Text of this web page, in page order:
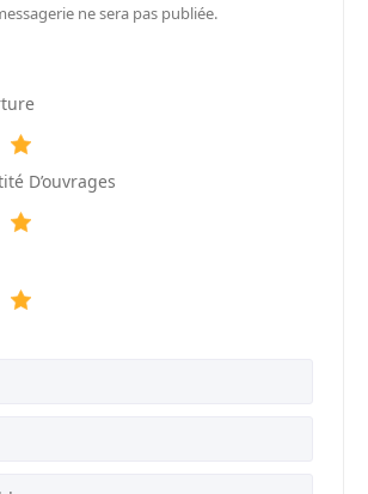
ne sera pas publiée.
D’ouvrages